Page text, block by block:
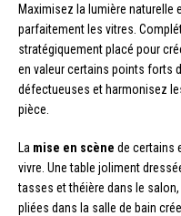
Maximisez la lumière naturelle
parfaitement les vitres.
stratégiquement placé pour
en valeur certains points forts
défectueuses et harmonisez
pièce.
La mise en scène de certains
vivre. Une table joliment
tasses et théière dans le
pliées dans la salle de bain